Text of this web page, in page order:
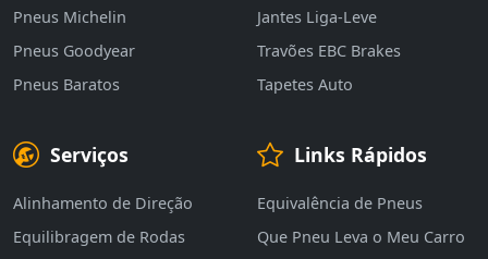
Pneus Michelin
Pneus Goodyear
Pneus Baratos
Jantes Liga-Leve
Travões EBC Brakes
Tapetes Auto
Serviços
Alinhamento de Direção
Equilibragem de Rodas
Links Rápidos
Equivalência de Pneus
Que Pneu Leva o Meu Carro